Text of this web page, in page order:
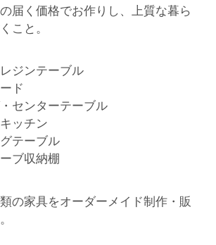
届く価格でお作りし、上質な暮ら
こと。
ジンテーブル
ド
センターテーブル
ッチン
テーブル
ブ収納棚
の家具をオーダーメイド制作・販